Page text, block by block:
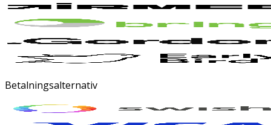
Betalningsalternativ